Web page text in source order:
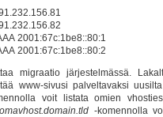
2001:67c:1be8::80:1
2001:67c:1be8::80:2
migraatio järjestelmässä.
www-sivusi palveltavaksi
voit listata omien
omavhost.domain.tld -komennolla